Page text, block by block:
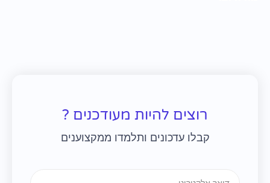
רוצים להיות מעודכנים ?
קבלו עדכונים ותלמדו ממקצוענים